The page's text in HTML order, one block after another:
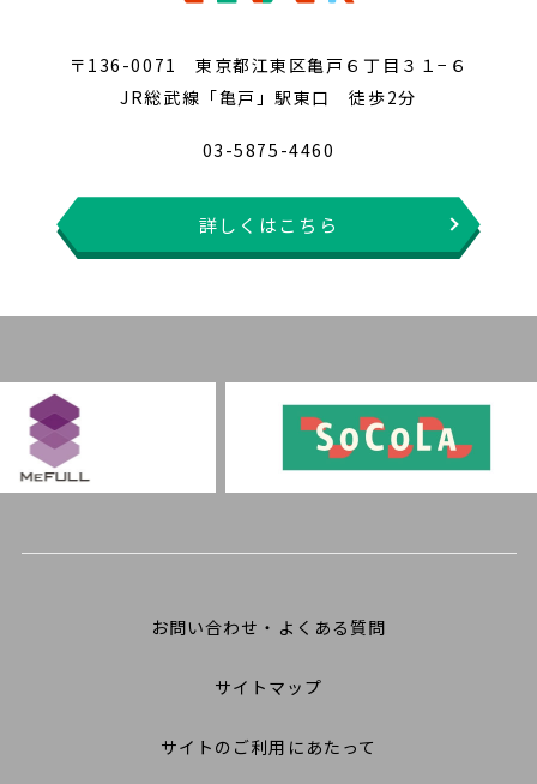
〒136-0071 東京都江東区亀戸６丁目３１−６
JR総武線「亀戸」駅東口 徒歩2分
03-5875-4460
詳しくはこちら
お問い合わせ・よくある質問
サイトマップ
サイトのご利用にあたって